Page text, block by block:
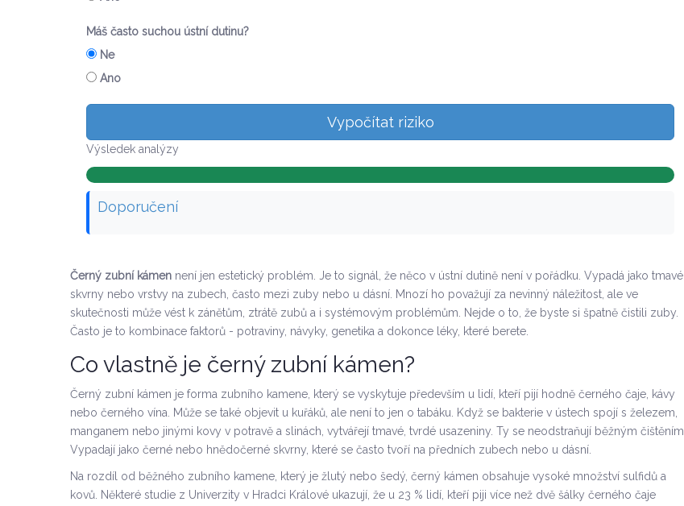
Máš často suchou ústní dutinu?
Ne
Ano
Vypočítat riziko
Výsledek analýzy
Doporučení
Černý zubní kámen není jen estetický problém. Je to signál, že něco v ústní dutině není v pořádku. Vypadá jako tmavé
skvrny nebo vrstvy na zubech, často mezi zuby nebo u dásní. Mnozí ho považují za nevinný náležitost, ale ve
skutečnosti může vést k zánětům, ztrátě zubů a i systémovým problémům. Nejde o to, že byste si špatně čistili zuby.
Často je to kombinace faktorů - potraviny, návyky, genetika a dokonce léky, které berete.
Co vlastně je černý zubní kámen?
Černý zubní kámen je forma zubního kamene, který se vyskytuje především u lidí, kteří pijí hodně černého čaje, kávy
nebo černého vína. Může se také objevit u kuřáků, ale není to jen o tabáku. Když se bakterie v ústech spojí s železem,
manganem nebo jinými kovy v potravě a slinách, vytvářejí tmavé, tvrdé usazeniny. Ty se neodstraňují běžným čištěním.
Vypadají jako černé nebo hnědočerné skvrny, které se často tvoří na předních zubech nebo u dásní.
Na rozdíl od běžného zubního kamene, který je žlutý nebo šedý, černý kámen obsahuje vysoké množství sulfidů a
kovů. Některé studie z Univerzity v Hradci Králové ukazují, že u 23 % lidí, kteří piji více než dvě šálky černého čaje